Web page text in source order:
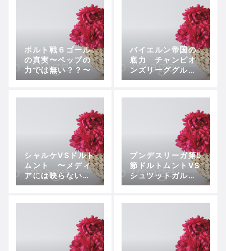
ポルト戦６ゴール
の真実〜ペップの
力では無い？？〜
バイエルン帝国の
底力 チャンピオ
ンズリーググルー
プリーグ第1節 バ
ェスター・シティ
シャルケVSドルト
ムント 〜メディ
アには映らない香
川の姿〜
ブンデスリーガ第5
節ドルトムントVS
シュツットガル
ト 〜組織再編の
りにした試合〜